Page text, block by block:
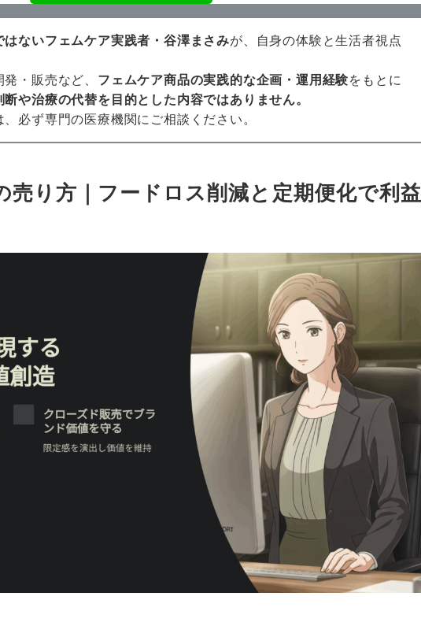
はないフェムケア実践者・谷澤まさみが、自身の体験と生活者視点
・販売など、 フェムケア商品の実践的な企画・運用経験をもとに
断や治療の代替を目的とした内容ではありません。
必ず専門の医療機関にご相談ください。
売り方｜フードロス削減と定期便化で利益